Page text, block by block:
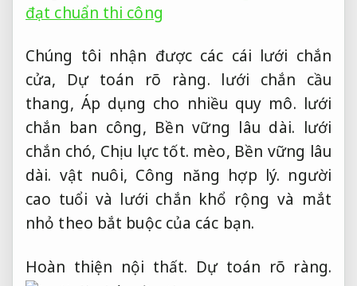
đạt chuẩn thi công
Chúng tôi nhận được các cái lưới chắn
cửa, Dự toán rõ ràng. lưới chắn cầu
thang, Áp dụng cho nhiều quy mô. lưới
chắn ban công, Bền vững lâu dài. lưới
chắn chó, Chịu lực tốt. mèo, Bền vững lâu
dài. vật nuôi, Công năng hợp lý. người
cao tuổi và lưới chắn khổ rộng và mắt
nhỏ theo bắt buộc của các bạn.
Hoàn thiện nội thất. Dự toán rõ ràng.